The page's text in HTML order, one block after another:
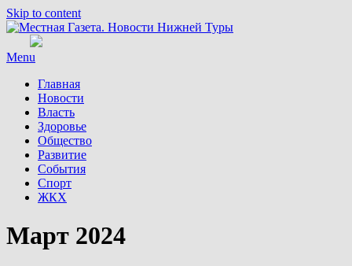
Skip to content
Menu
Главная
Новости
Власть
Здоровье
Общество
Развитие
События
Спорт
ЖКХ
Месяц
:
Март 2024